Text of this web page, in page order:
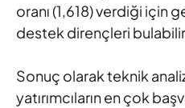
oranı (1,618) verdiği için
destek dirençleri
Sonuç olarak teknik
yatırımcıların en çok